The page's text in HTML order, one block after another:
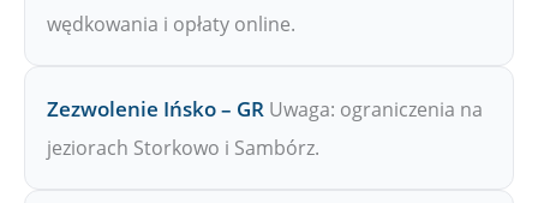
wędkowania i opłaty online.
Zezwolenie Ińsko – GR Uwaga: ograniczenia na
jeziorach Storkowo i Sambórz.